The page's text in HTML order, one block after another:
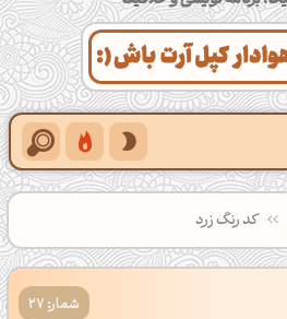
کد رنگ زرد
شمار: 27